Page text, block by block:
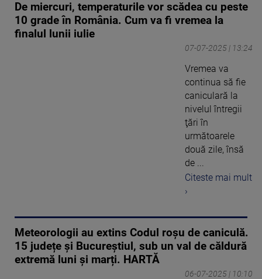
De miercuri, temperaturile vor scădea cu peste
10 grade în România. Cum va fi vremea la
finalul lunii iulie
07-07-2025 | 13:24
Vremea va
continua să fie
caniculară la
nivelul întregii
ţări în
următoarele
două zile, însă
de ...
Citeste mai mult
›
Meteorologii au extins Codul roșu de caniculă.
15 județe și Bucureștiul, sub un val de căldură
extremă luni și marți. HARTĂ
06-07-2025 | 10:10